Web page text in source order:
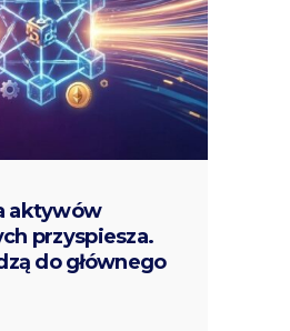
aktywów
przyspiesza.
do głównego